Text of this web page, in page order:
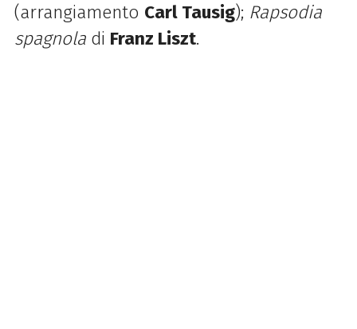
(arrangiamento Carl Tausig); Rapsodia
spagnoladi Franz Liszt.